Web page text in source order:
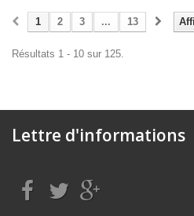
1 2 3 ... 13
Résultats 1 - 10 sur 125.
Lettre d'informations